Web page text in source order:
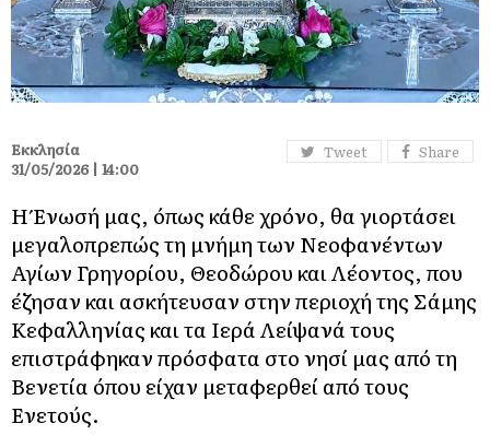
Tweet Share
Εκκλησία
31/05/2026 | 14:00
Η Ένωσή μας, όπως κάθε χρόνο, θα γιορτάσει
μεγαλοπρεπώς τη μνήμη των Νεοφανέντων
Αγίων Γρηγορίου, Θεοδώρου και Λέοντος, που
έζησαν και ασκήτευσαν στην περιοχή της Σάμης
Κεφαλληνίας και τα Ιερά Λείψανά τους
επιστράφηκαν πρόσφατα στο νησί μας από τη
Βενετία όπου είχαν μεταφερθεί από τους
Ενετούς.